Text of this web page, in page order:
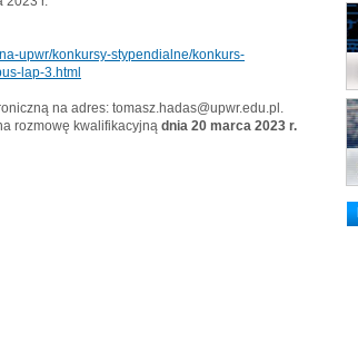
upwr/konkursy-stypendialne/konkurs-
lap-3.html
na adres: tomasz.hadas@upwr.edu.pl.
rozmowę kwalifikacyjną dnia 20 marca 2023 r.